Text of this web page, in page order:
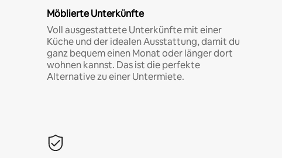
Möblierte Unterkünfte
Voll ausgestattete Unterkünfte mit einer
Küche und der idealen Ausstattung, damit du
ganz bequem einen Monat oder länger dort
wohnen kannst. Das ist die perfekte
Alternative zu einer Untermiete.